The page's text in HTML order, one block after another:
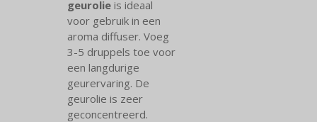
geurolieis ideaal
voor gebruik in een
aroma diffuser. Voeg
3-5 druppels toe voor
een langdurige
geurervaring. De
geurolie is zeer
geconcentreerd.